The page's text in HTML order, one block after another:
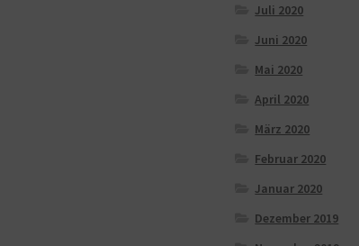
Juli 2020
Juni 2020
Mai 2020
April 2020
März 2020
Februar 2020
Januar 2020
Dezember 2019